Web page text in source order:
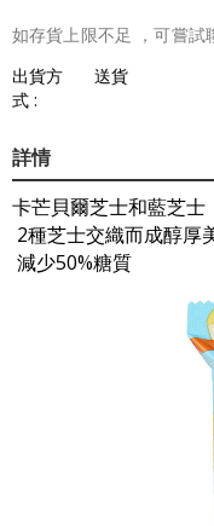
如存貨上限不足 ，可嘗試
出貨方
式 :
送貨
詳情
卡芒貝爾芝士和藍芝士
2種芝士交織而成醇厚
減少50%糖質